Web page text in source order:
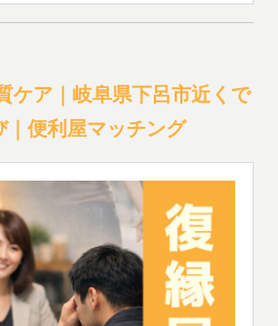
ケア｜岐阜県下呂市近くで
便利屋マッチング